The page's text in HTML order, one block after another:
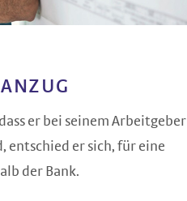
er bei seinem Arbeitgeber
er sich, für eine
der Bank.